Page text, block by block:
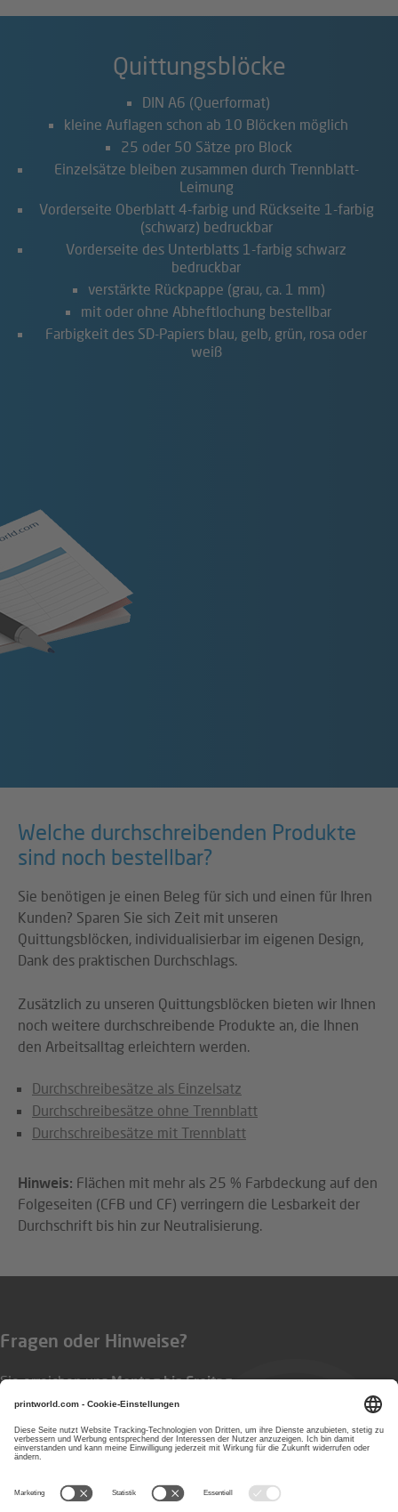
Quittungsblöcke
DIN A6 (Querformat)
kleine Auflagen schon ab 10 Blöcken möglich
25 oder 50 Sätze pro Block
Einzelsätze bleiben zusammen durch Trennblatt-
Leimung
Vorderseite Oberblatt 4-farbig und Rückseite 1-farbig
(schwarz) bedruckbar
Vorderseite des Unterblatts 1-farbig schwarz
bedruckbar
verstärkte Rückpappe (grau, ca. 1 mm)
mit oder ohne Abheftlochung bestellbar
Farbigkeit des SD-Papiers blau, gelb, grün, rosa oder
weiß
Welche durchschreibenden Produkte
sind noch bestellbar?
Sie benötigen je einen Beleg für sich und einen für Ihren
Kunden? Sparen Sie sich Zeit mit unseren
Quittungsblöcken, individualisierbar im eigenen Design,
Dank des praktischen Durchschlags.
Zusätzlich zu unseren Quittungsblöcken bieten wir Ihnen
noch weitere durchschreibende Produkte an, die Ihnen
den Arbeitsalltag erleichtern werden.
Durchschreibesätze als Einzelsatz
Durchschreibesätze ohne Trennblatt
Durchschreibesätze mit Trennblatt
Hinweis: Flächen mit mehr als 25 % Farbdeckung auf den
Folgeseiten (CFB und CF) verringern die Lesbarkeit der
Durchschrift bis hin zur Neutralisierung.
Fragen oder Hinweise?
Sie erreichen unsMontag bis Freitag
von 8:00 bis 17:00 Uhr
0800 8332400
E-Mail: service@printworld.de